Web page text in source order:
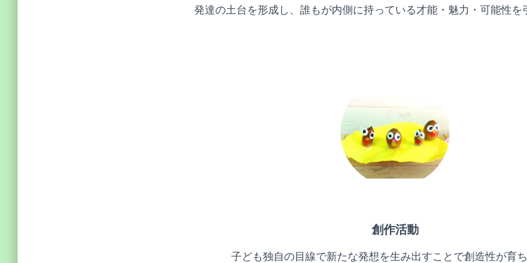
発達の土台を形成し、誰もが内側に持っている才能・魅力・可能性を
創作活動
子ども独自の目線で新たな発想を生み出すことで創造性が育ち